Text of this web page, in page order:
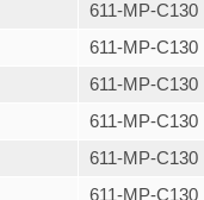
611-MP-C130
611-MP-C130
611-MP-C130
611-MP-C130
611-MP-C130
611-MP-C130